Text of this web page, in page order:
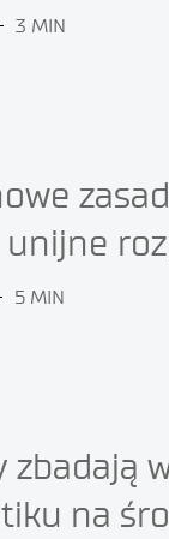
3 MIN
5 MIN
unijne
zbadają
na